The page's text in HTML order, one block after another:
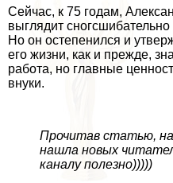
Сейчас, к 75 годам,
выглядит
Но он остепенился и
его жизни, как и прежде,
работа, но главные
внуки.
Прочитав статью,
нашла новых
каналу полезно)))))